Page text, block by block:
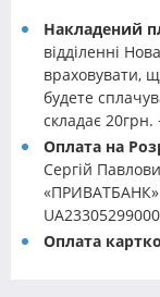
Накладений
відділенні
враховувати,
будете
складає 20грн.
Оплата на
Сергій
«ПРИВАТБАНК»
Оплата